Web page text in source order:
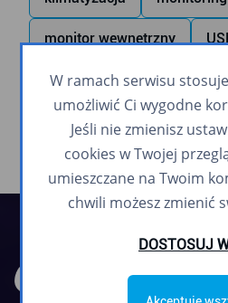
monitor wewnętrzny
zapowiadanie głosowe
W ramach serwisu
umożliwić Ci wygodne
Jeśli nie zmienisz
cookies w Twojej
umieszczane na Twoim
chwili możesz zmienić
DOSTOSUJ